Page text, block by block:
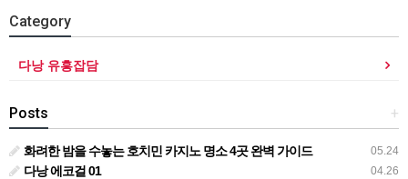
Category
다낭 유흥잡담
+
Posts
05.24
화려한 밤을 수놓는 호치민 카지노 명소 4곳 완벽 가이드
04.26
다낭 에코걸 01